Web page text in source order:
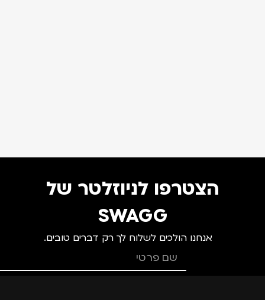
הצטרפו לניוזלטר של
SWAGG
אנחנו הולכים לשלוח לך רק דברים טובים.